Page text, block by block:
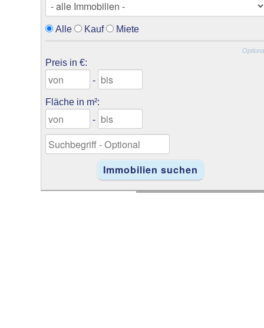
Alle Kauf Miete
Preis in €:
-
Fläche in m²:
-